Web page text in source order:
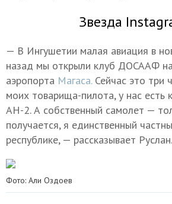
Звезда
— В Ингушетии малая авиация в
назад мы открыли клуб ДОСААФ
аэропорта Магаса.Сейчас это три
моих товарища-пилота, у нас есть
АН-2. А собственный самолет —
получается, я единственный
республике, — рассказывает Руслан.
Фото: Али Оздоев